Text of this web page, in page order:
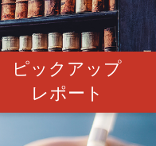
ピックアップ
レポート